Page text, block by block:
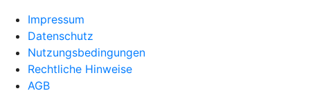
Impressum
Datenschutz
Nutzungsbedingungen
Rechtliche Hinweise
AGB